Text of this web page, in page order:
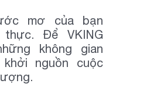
mơ của bạn
thực. Để VKING
không gian
nguồn cuộc